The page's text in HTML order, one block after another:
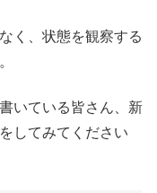
く、状態を観察する
いている皆さん、新
してみてください